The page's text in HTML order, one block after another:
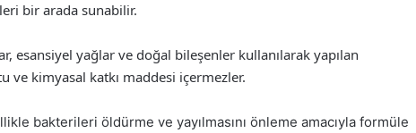
bir arada sunabilir.
esansiyel yağlar ve doğal bileşenler kullanılarak yapılan
ve kimyasal katkı maddesi içermezler.
bakterileri öldürme ve yayılmasını önleme amacıyla formüle